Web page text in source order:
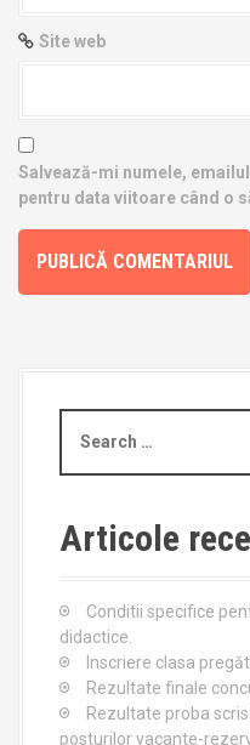
Site web
Salvează-mi numele,
pentru data viitoare când o
a
c
h
Articole
Conditii specifice
didactice.
Inscriere clasa
Rezultate finale
Rezultate proba
posturilor vacante-